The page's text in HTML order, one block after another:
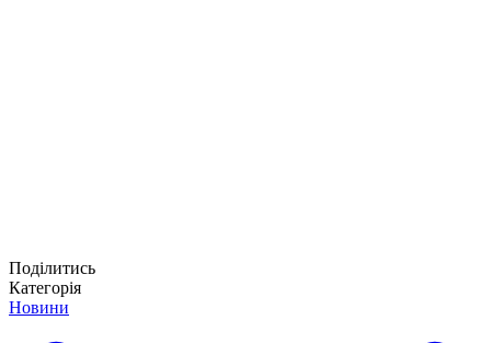
Поділитись
Категорія
Новини